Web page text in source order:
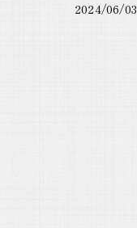
2024/06/03